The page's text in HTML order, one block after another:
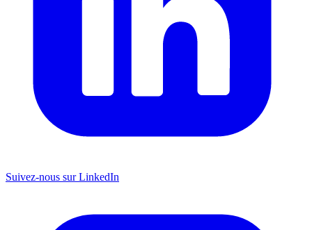
Suivez-nous sur LinkedIn